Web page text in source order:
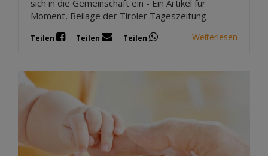
sich in die Gemeinschaft ein - Ein Artikel für
Moment, Beilage der Tiroler Tageszeitung
Teilen Teilen Teilen Weiterlesen